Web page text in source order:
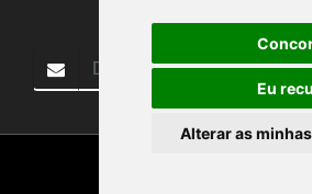
Eu
Alterar as